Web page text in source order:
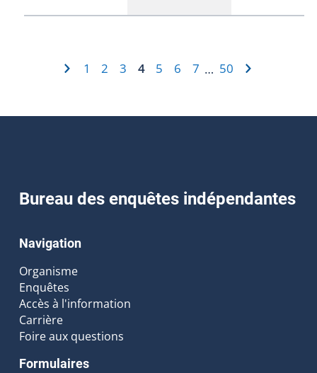
1 2 3 4 5 6 7 … 50
Bureau des enquêtes indépendantes
Navigation
Organisme
Enquêtes
Accès à l'information
Carrière
Foire aux questions
Formulaires